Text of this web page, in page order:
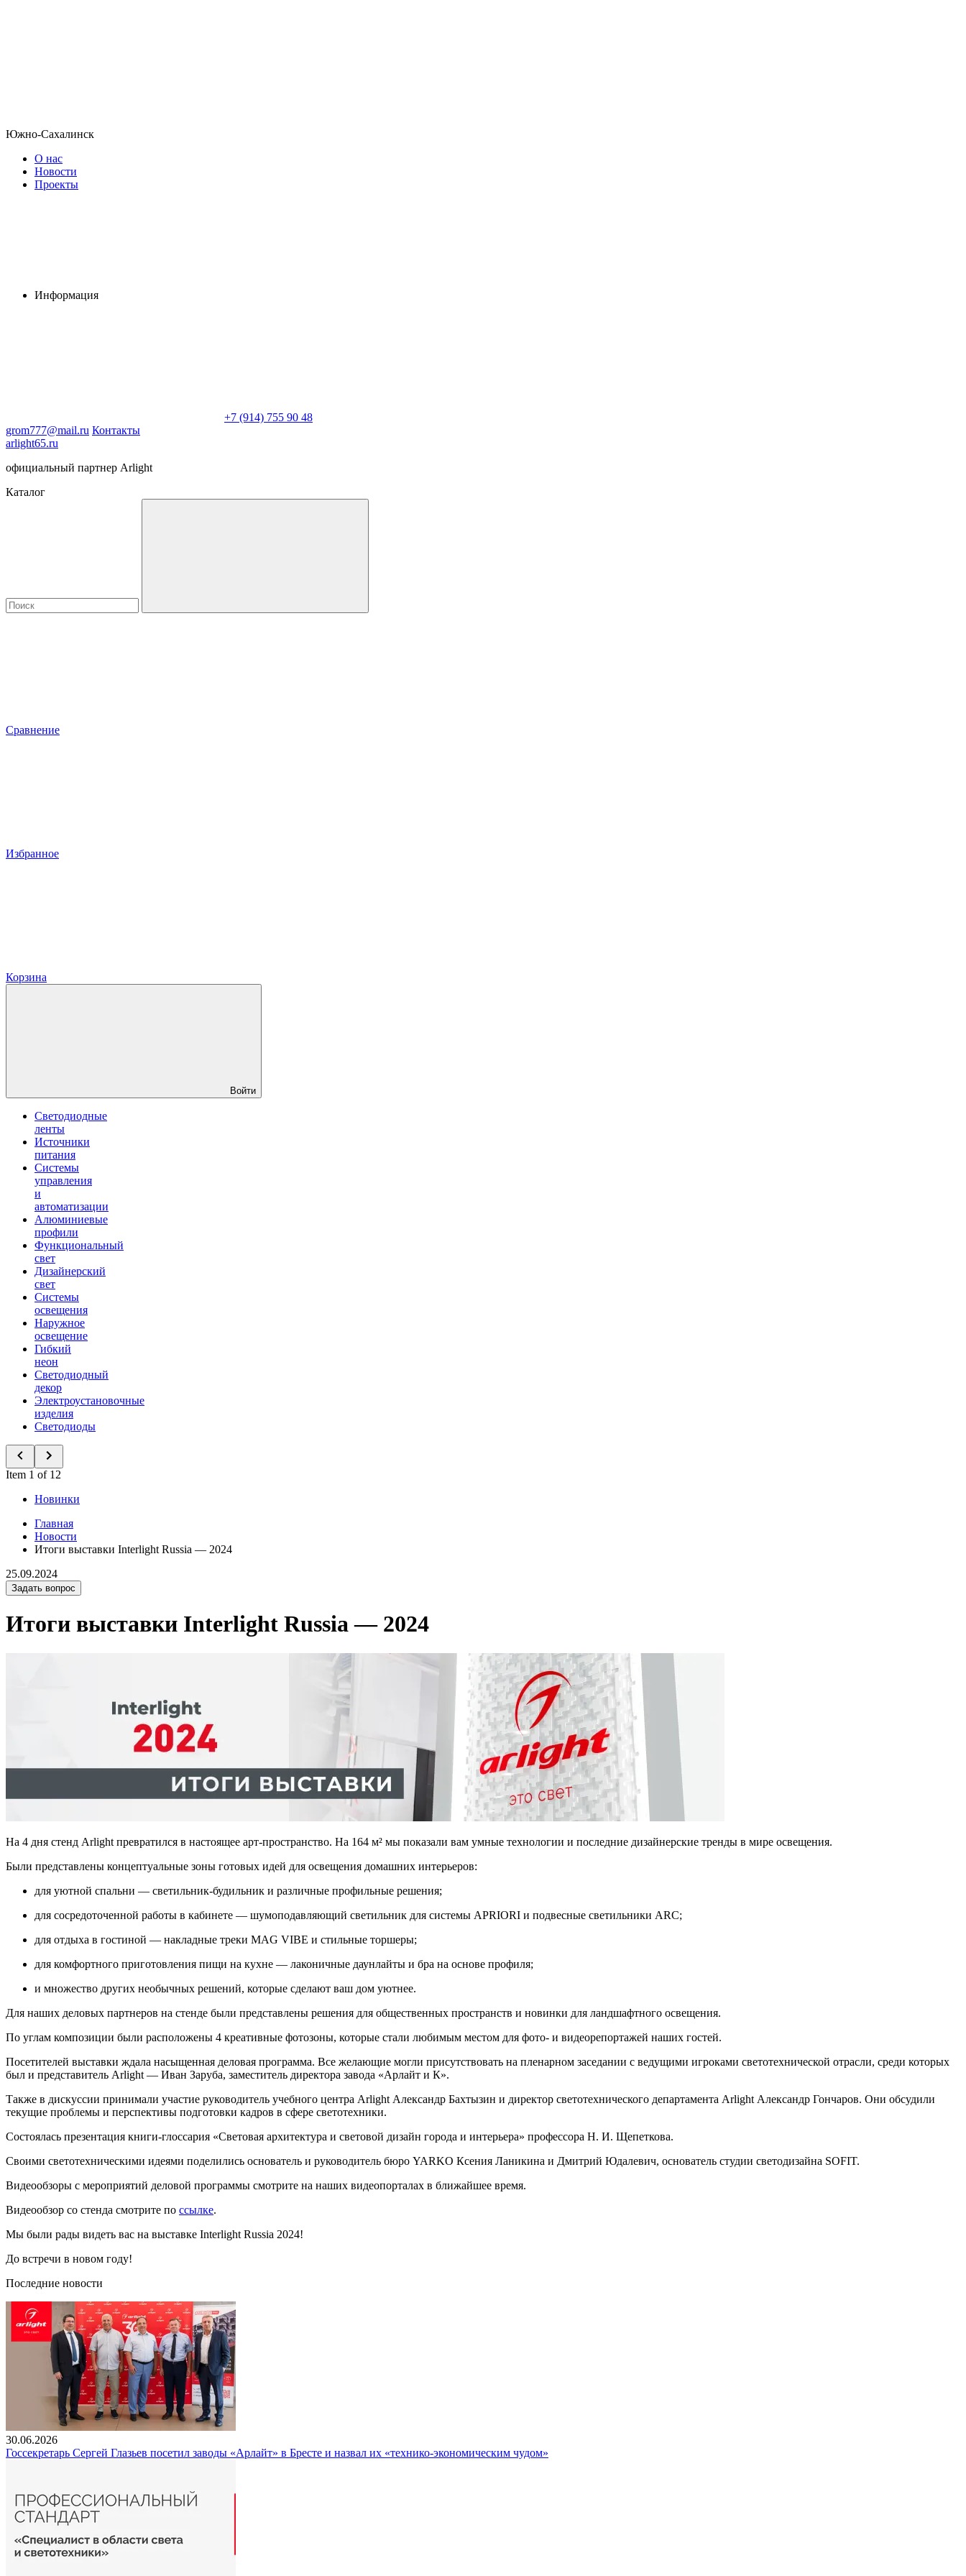
Южно-Сахалинск
О нас
Новости
Проекты
Информация
+7 (914) 755 90 48
grom777@mail.ru Контакты
arlight65.ru
официальный партнер Arlight
Каталог
Сравнение
Избранное
Корзина
Войти
Светодиодные
ленты
Источники
питания
Системы
управления
и
автоматизации
Алюминиевые
профили
Функциональный
свет
Дизайнерский
свет
Системы
освещения
Наружное
освещение
Гибкий
неон
Светодиодный
декор
Электроустановочные
изделия
Светодиоды
Item 1 of 12
Новинки
Главная
Новости
Итоги выставки Interlight Russia — 2024
25.09.2024
Задать вопрос
Итоги выставки Interlight Russia — 2024
На 4 дня стенд Arlight превратился в настоящее арт-пространство. На 164 м² мы показали вам умные технологии и последние дизайнерские тренды в мире освещения.
Были представлены концептуальные зоны готовых идей для освещения домашних интерьеров:
для уютной спальни — светильник-будильник и различные профильные решения;
для сосредоточенной работы в кабинете — шумоподавляющий светильник для системы APRIORI и подвесные светильники ARC;
для отдыха в гостиной — накладные треки MAG VIBE и стильные торшеры;
для комфортного приготовления пищи на кухне — лаконичные даунлайты и бра на основе профиля;
и множество других необычных решений, которые сделают ваш дом уютнее.
Для наших деловых партнеров на стенде были представлены решения для общественных пространств и новинки для ландшафтного освещения.
По углам композиции были расположены 4 креативные фотозоны, которые стали любимым местом для фото- и видеорепортажей наших гостей.
Посетителей выставки ждала насыщенная деловая программа. Все желающие могли присутствовать на пленарном заседании с ведущими игроками светотехнической отрасли, среди которых
был и представитель Arlight — Иван Заруба, заместитель директора завода «Арлайт и К».
Также в дискуссии принимали участие руководитель учебного центра Arlight Александр Бахтызин и директор светотехнического департамента Arlight Александр Гончаров. Они обсудили
текущие проблемы и перспективы подготовки кадров в сфере светотехники.
Состоялась презентация книги-глоссария «Световая архитектура и световой дизайн города и интерьера» профессора Н. И. Щепеткова.
Своими светотехническими идеями поделились основатель и руководитель бюро YARKO Ксения Ланикина и Дмитрий Юдалевич, основатель студии светодизайна SOFIT.
Видеообзоры с мероприятий деловой программы смотрите на наших видеопорталах в ближайшее время.
Видеообзор со стенда смотрите по ссылке.
Мы были рады видеть вас на выставке Interlight Russia 2024!
До встречи в новом году!
Последние новости
30.06.2026
Госсекретарь Сергей Глазьев посетил заводы «Арлайт» в Бресте и назвал их «технико-экономическим чудом»